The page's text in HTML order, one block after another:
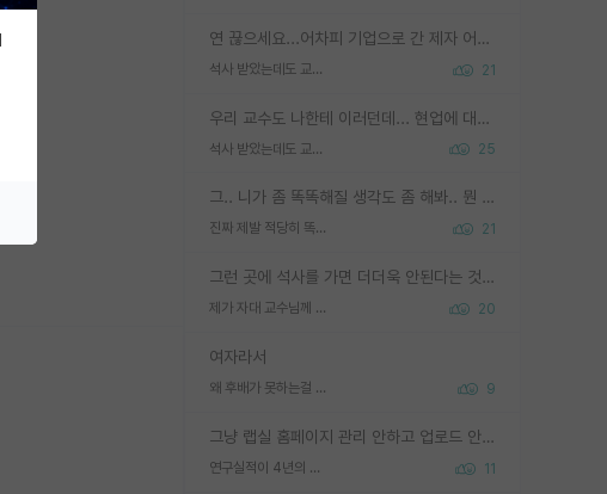
연 끊으세요...어차피 기업으로 간 제자 어떻게 못합니다. 기업에서는 교수들 사기꾼으로 보는 시선도 강하고, 앞에서나 교수님하고 떠받들어주지 많이 무시합니다. 영향력도 0에 수렴합니다. 그리고 생각해보십시오. 석사로 기업간 제자가 무슨 힘이 있다고 과제를 달라고 합니까? 말만 교수지 무능력자라고 생각합니다. 세금이 아깝습니다.
석사 받았는데도 교수랑 연락한다. 21
우리 교수도 나한테 이러던데... 현업에 대해 이해가 전혀 없고, 자기 말이면 다 되는 줄 알고. 학위동안 지도는 커녕 잡일만 시켜놓고 이제와서 주기적으로 연락 없으면 싸가지 없는 제자가 되버림.
석사 받았는데도 교수랑 연락한다. 25
그.. 니가 좀 똑똑해질 생각도 좀 해봐.. 뭔 연구를 선배랑 계속 같이할 생각을하냐 박사과정이
진짜 제발 적당히 똑똑한 박사과정이라도 위에 있었으면.. 21
그런 곳에 석사를 가면 더더욱 안된다는 것을 깨달으시면 된겁니다!
제가 자대 교수님께 무례하게 행동한 걸까요? 20
여자라서
왜 후배가 못하는걸 교수님은 내 책임으로 돌리는걸까요? 9
그냥 랩실 홈페이지 관리 안하고 업로드 안한거 아님?
연구실적이 4년의 공백이 있는거 어떻게 생각하냐 11